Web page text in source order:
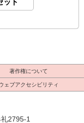
著作権について
ェブアクセシビリティ
2795-1